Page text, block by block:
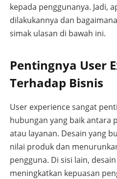
kepada penggunanya. Jadi,
dilakukannya dan
simak ulasan di bawah ini.
Pentingnya User
Terhadap Bisnis
User experience sangat
hubungan yang baik antara
atau layanan. Desain yang
nilai produk dan
pengguna. Di sisi lain,
meningkatkan kepuasan